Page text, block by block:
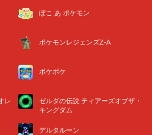
ぽこ あ ポケモン
ポケモンレジェンズZ-A
ポケポケ
レ
ゼルダの伝説 ティアーズオブザ・
キングダム
デルタルーン